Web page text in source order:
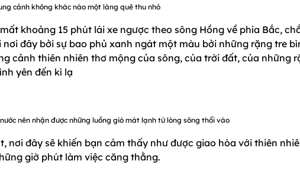
cảnh không khác nào một làng quê thu nhỏ
khoảng 15 phút lái xe ngược theo sông Hồng về phía Bắc,
đây bởi sự bao phủ xanh ngát một màu bởi những rặng tre
cảnh thiên nhiên thơ mộng của sông, của trời đất, của những
yên đến kì lạ
nên nhận được những luồng gió mát lạnh từ lòng sông thổi vào
nơi đây sẽ khiến bạn cảm thấy như được giao hòa với thiên
giờ phút làm việc căng thằng.